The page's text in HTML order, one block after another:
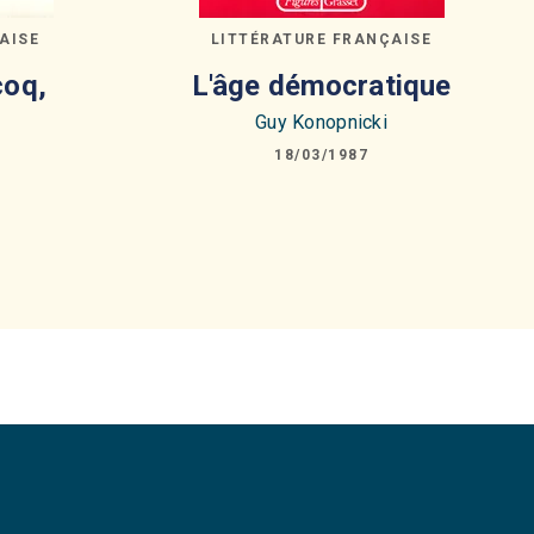
LITTÉRATURE FRANÇAISE
L'âge démocratique
Guy Konopnicki
18/03/1987